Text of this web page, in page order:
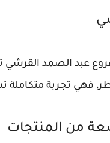
عبد الصمد القرشي
فهي تجربة متكاملة
من المنتجات